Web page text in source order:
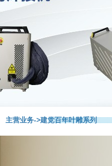
主营业务->建党百年叶雕系列